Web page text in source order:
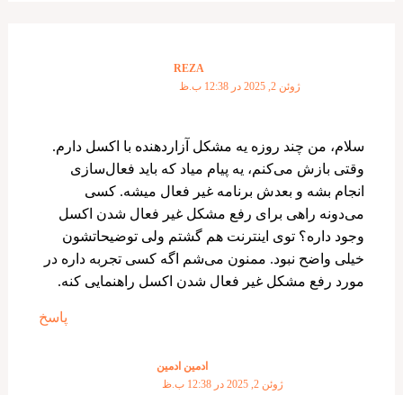
REZA
ژوئن 2, 2025 در 12:38 ب.ظ
سلام، من چند روزه یه مشکل آزاردهنده با اکسل دارم.
وقتی بازش می‌کنم، یه پیام میاد که باید فعال‌سازی
انجام بشه و بعدش برنامه غیر فعال میشه. کسی
می‌دونه راهی برای رفع مشکل غیر فعال شدن اکسل
وجود داره؟ توی اینترنت هم گشتم ولی توضیحاتشون
خیلی واضح نبود. ممنون می‌شم اگه کسی تجربه داره در
مورد رفع مشکل غیر فعال شدن اکسل راهنمایی کنه.
پاسخ
ادمین ادمین
ژوئن 2, 2025 در 12:38 ب.ظ